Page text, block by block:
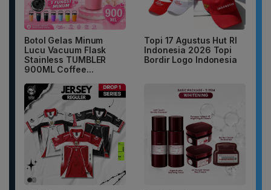
Botol Gelas Minum
Lucu Vacuum Flask
Stainless TUMBLER
900ML Coffee...
Topi 17 Agustus Hut RI
Indonesia 2026 Topi
Bordir Logo Indonesia